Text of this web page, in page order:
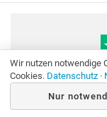
Wir nutzen notwendige
Cookies. Datenschutz ·
Nur